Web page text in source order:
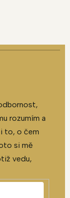
rozumím a
to, o čem
si mě
vedu,